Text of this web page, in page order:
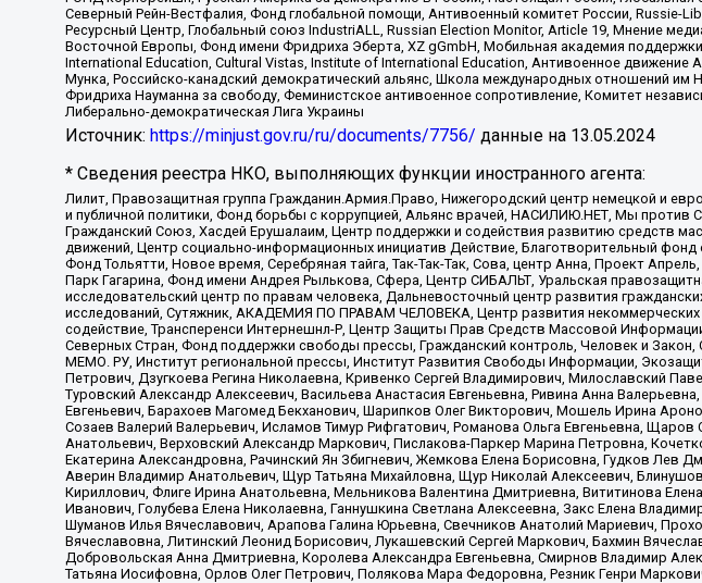
Северный Рейн-Вестфалия, Фонд глобальной помощи, Антивоенный комитет России, Russie-
Ресурсный Центр, Глобальный союз IndustriALL, Russian Election Monitor, Article 19, Мнение
Восточной Европы, Фонд имени Фридриха Эберта, XZ gGmbH, Мобильная академия
International Education, Cultural Vistas, Institute of International Education, Антивоенное
Мунка, Российско-канадский демократический альянс, Школа международных отношений
Фридриха Науманна за свободу, Феминистское антивоенное сопротивление, Комитет
Либерально-демократическая Лига Украины
Источник: https://minjust.gov.ru/ru/documents/7756/ данные на 13.05.2024
* Сведения реестра НКО, выполняющих функции иностранного агента:
Лилит, Правозащитная группа Гражданин.Армия.Право, Нижегородский центр немецкой и
и публичной политики, Фонд борьбы с коррупцией, Альянс врачей, НАСИЛИЮ.НЕТ, Мы против
Гражданский Союз, Хасдей Ерушалаим, Центр поддержки и содействия развитию средств
движений, Центр социально-информационных инициатив Действие, Благотворительный
Фонд Тольятти, Новое время, Серебряная тайга, Так-Так-Так, Сова, центр Анна, Проект
Парк Гагарина, Фонд имени Андрея Рылькова, Сфера, Центр СИБАЛЬТ, Уральская
исследовательский центр по правам человека, Дальневосточный центр развития
исследований, Сутяжник, АКАДЕМИЯ ПО ПРАВАМ ЧЕЛОВЕКА, Центр развития некоммерческих
содействие, Трансперенси Интернешнл-Р, Центр Защиты Прав Средств Массовой
Северных Стран, Фонд поддержки свободы прессы, Гражданский контроль, Человек и
МЕМО. РУ, Институт региональной прессы, Институт Развития Свободы Информации,
Петрович, Дзугкоева Регина Николаевна, Кривенко Сергей Владимирович, Милославский
Туровский Александр Алексеевич, Васильева Анастасия Евгеньевна, Ривина Анна
Евгеньевич, Барахоев Магомед Бекханович, Шарипков Олег Викторович, Мошель Ирина
Созаев Валерий Валерьевич, Исламов Тимур Рифгатович, Романова Ольга Евгеньевна,
Анатольевич, Верховский Александр Маркович, Пислакова-Паркер Марина Петровна,
Екатерина Александровна, Рачинский Ян Збигневич, Жемкова Елена Борисовна, Гудков Лев
Аверин Владимир Анатольевич, Щур Татьяна Михайловна, Щур Николай Алексеевич,
Кириллович, Флиге Ирина Анатольевна, Мельникова Валентина Дмитриевна, Вититинова
Иванович, Голубева Елена Николаевна, Ганнушкина Светлана Алексеевна, Закс Елена
Шуманов Илья Вячеславович, Арапова Галина Юрьевна, Свечников Анатолий Мариевич,
Вячеславовна, Литинский Леонид Борисович, Лукашевский Сергей Маркович, Бахмин
Добровольская Анна Дмитриевна, Королева Александра Евгеньевна, Смирнов Владимир
Татьяна Иосифовна, Орлов Олег Петрович, Полякова Мара Федоровна, Резник Генри